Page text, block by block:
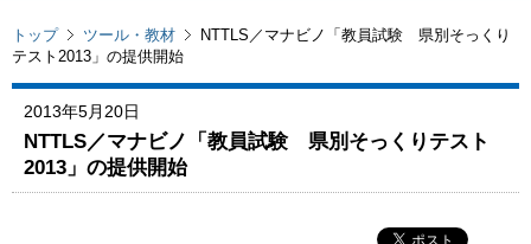
トップ ツール・教材
NTTLS／マナビノ「教員試験 県別そっくり
テスト2013」の提供開始
2013年5月20日
NTTLS／マナビノ「教員試験 県別そっくりテスト
2013」の提供開始